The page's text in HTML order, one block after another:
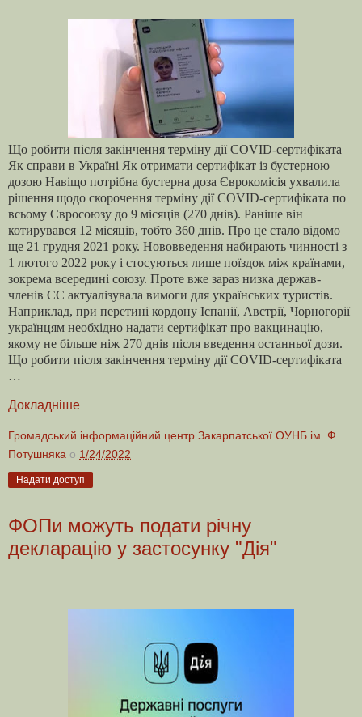
Що робити після закінчення терміну дії COVID-сертифіката
Як справи в Україні Як отримати сертифікат із бустерною
дозою Навіщо потрібна бустерна доза Єврокомісія ухвалила
рішення щодо скорочення терміну дії COVID-сертифіката по
всьому Євросоюзу до 9 місяців (270 днів). Раніше він
котирувався 12 місяців, тобто 360 днів. Про це стало відомо
ще 21 грудня 2021 року. Нововведення набирають чинності з
1 лютого 2022 року і стосуються лише поїздок між країнами,
зокрема всередині союзу. Проте вже зараз низка держав-
членів ЄС актуалізувала вимоги для українських туристів.
Наприклад, при перетині кордону Іспанії, Австрії, Чорногорії
українцям необхідно надати сертифікат про вакцинацію,
якому не більше ніж 270 днів після введення останньої дози.
Що робити після закінчення терміну дії COVID-сертифіката
…
Докладніше
Громадський інформаційний центр Закарпатської ОУНБ ім. Ф.
Потушняка о 1/24/2022
Надати доступ
ФОПи можуть подати річну
декларацію у застосунку "Дія"